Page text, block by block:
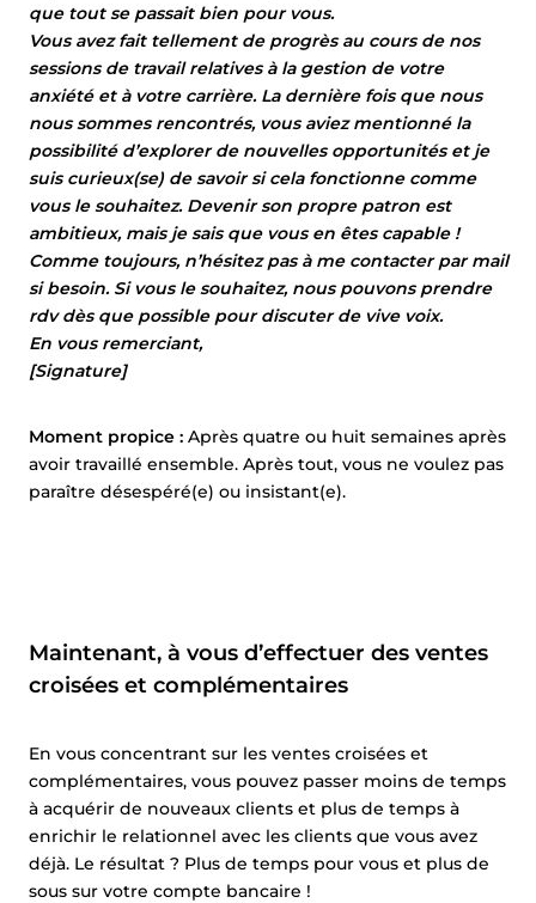
que tout se passait bien pour vous.
Vous avez fait tellement de progrès au cours de nos
sessions de travail relatives à la gestion de votre
anxiété et à votre carrière. La dernière fois que nous
nous sommes rencontrés, vous aviez mentionné la
possibilité d’explorer de nouvelles opportunités et je
suis curieux(se) de savoir si cela fonctionne comme
vous le souhaitez. Devenir son propre patron est
ambitieux, mais je sais que vous en êtes capable !
Comme toujours, n’hésitez pas à me contacter par mail
si besoin. Si vous le souhaitez, nous pouvons prendre
rdv dès que possible pour discuter de vive voix.
En vous remerciant,
[Signature]
Moment propice : Après quatre ou huit semaines après
avoir travaillé ensemble. Après tout, vous ne voulez pas
paraître désespéré(e) ou insistant(e).
Maintenant, à vous d’effectuer des ventes
croisées et complémentaires
En vous concentrant sur les ventes croisées et
complémentaires, vous pouvez passer moins de temps
à acquérir de nouveaux clients et plus de temps à
enrichir le relationnel avec les clients que vous avez
déjà. Le résultat ? Plus de temps pour vous et plus de
sous sur votre compte bancaire !